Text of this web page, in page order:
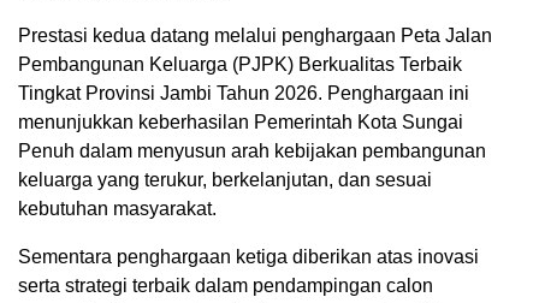
Prestasi kedua datang melalui penghargaan Peta Jalan
Pembangunan Keluarga (PJPK) Berkualitas Terbaik
Tingkat Provinsi Jambi Tahun 2026. Penghargaan ini
menunjukkan keberhasilan Pemerintah Kota Sungai
Penuh dalam menyusun arah kebijakan pembangunan
keluarga yang terukur, berkelanjutan, dan sesuai
kebutuhan masyarakat.
Sementara penghargaan ketiga diberikan atas inovasi
serta strategi terbaik dalam pendampingan calon